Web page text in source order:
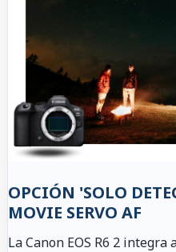
OPCIÓN 'SOLO
MOVIE SERVO AF
La Canon EOS R6 2